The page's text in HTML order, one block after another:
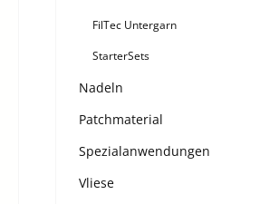
FilTec Untergarn
StarterSets
Nadeln
Patchmaterial
Spezialanwendungen
Vliese